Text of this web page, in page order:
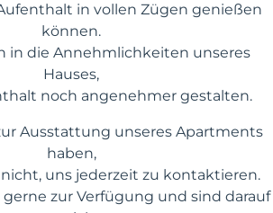
in vollen Zügen genießen
können.
in die Annehmlichkeiten unseres
Hauses,
noch angenehmer gestalten.
Ausstattung unseres Apartments
haben,
uns jederzeit zu kontaktieren.
zur Verfügung und sind darauf